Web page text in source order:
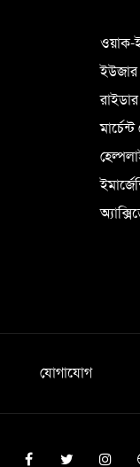
ওয়াক-
ইউজার
যোগাযোগ